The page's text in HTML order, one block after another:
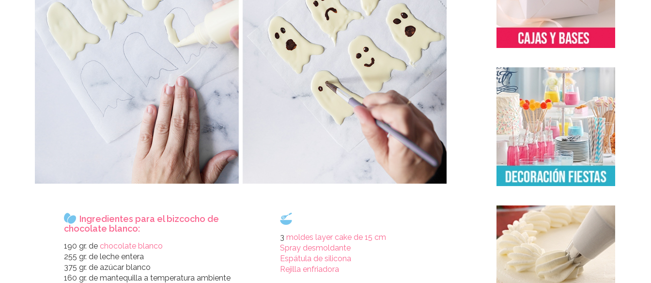
Ingredientes para el bizcocho de
chocolate blanco:
190 gr. de chocolate blanco
255 gr. de leche entera
375 gr. de azúcar blanco
160 gr. de mantequilla a temperatura ambiente
3 moldes layer cake de 15 cm
Spray desmoldante
Espátula de silicona
Rejilla enfriadora